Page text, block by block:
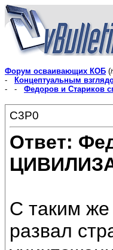
Форум осваивающих КОБ (
-
Концептуальным
- - Федоров и Стариков
C3P0
Ответ:
С таким же
развал